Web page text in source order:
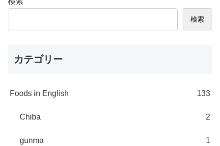
検索
カテゴリー
Foods in English 133
Chiba 2
gunma 1